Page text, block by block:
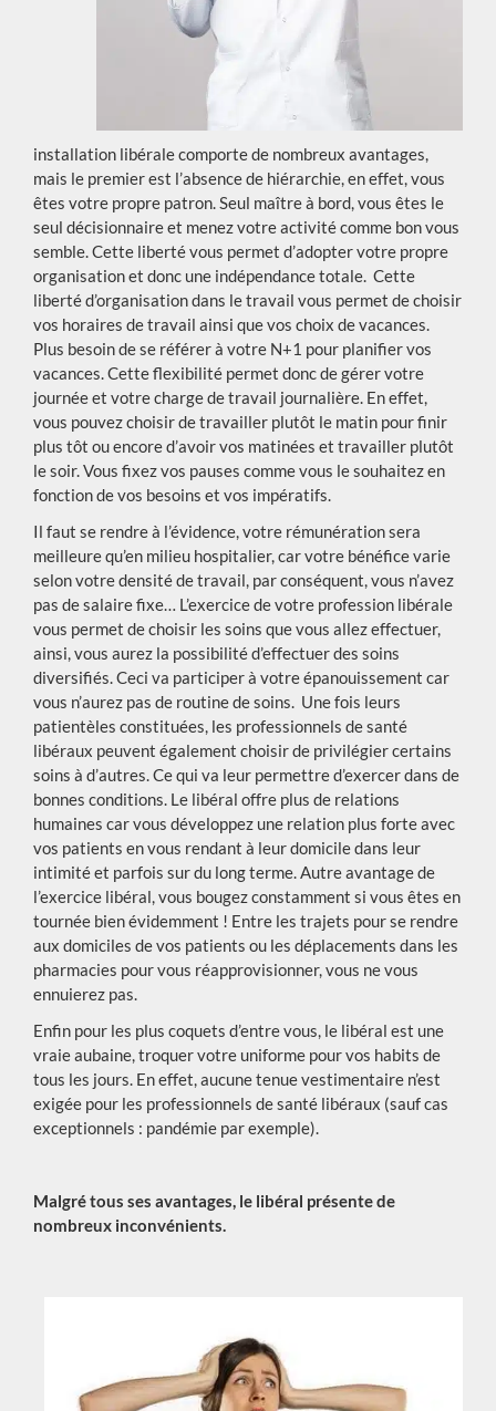
installation libérale comporte de nombreux avantages,
mais le premier est l’absence de hiérarchie, en effet, vous
êtes votre propre patron. Seul maître à bord, vous êtes le
seul décisionnaire et menez votre activité comme bon vous
semble. Cette liberté vous permet d’adopter votre propre
organisation et donc une indépendance totale. Cette
liberté d’organisation dans le travail vous permet de choisir
vos horaires de travail ainsi que vos choix de vacances.
Plus besoin de se référer à votre N+1 pour planifier vos
vacances. Cette flexibilité permet donc de gérer votre
journée et votre charge de travail journalière. En effet,
vous pouvez choisir de travailler plutôt le matin pour finir
plus tôt ou encore d’avoir vos matinées et travailler plutôt
le soir. Vous fixez vos pauses comme vous le souhaitez en
fonction de vos besoins et vos impératifs.
Il faut se rendre à l’évidence, votre rémunération sera
meilleure qu’en milieu hospitalier, car votre bénéfice varie
selon votre densité de travail, par conséquent, vous n’avez
pas de salaire fixe… L’exercice de votre profession libérale
vous permet de choisir les soins que vous allez effectuer,
ainsi, vous aurez la possibilité d’effectuer des soins
diversifiés. Ceci va participer à votre épanouissement car
vous n’aurez pas de routine de soins. Une fois leurs
patientèles constituées, les professionnels de santé
libéraux peuvent également choisir de privilégier certains
soins à d’autres. Ce qui va leur permettre d’exercer dans de
bonnes conditions. Le libéral offre plus de relations
humaines car vous développez une relation plus forte avec
vos patients en vous rendant à leur domicile dans leur
intimité et parfois sur du long terme. Autre avantage de
l’exercice libéral, vous bougez constamment si vous êtes en
tournée bien évidemment ! Entre les trajets pour se rendre
aux domiciles de vos patients ou les déplacements dans les
pharmacies pour vous réapprovisionner, vous ne vous
ennuierez pas.
Enfin pour les plus coquets d’entre vous, le libéral est une
vraie aubaine, troquer votre uniforme pour vos habits de
tous les jours. En effet, aucune tenue vestimentaire n’est
exigée pour les professionnels de santé libéraux (sauf cas
exceptionnels : pandémie par exemple).
Malgré tous ses avantages, le libéral présente de
nombreux inconvénients.